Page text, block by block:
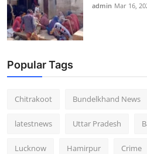
admin Mar 16,
Popular Tags
Chitrakoot Bundelkhand News
latestnews Uttar Pradesh
Lucknow Hamirpur Crime